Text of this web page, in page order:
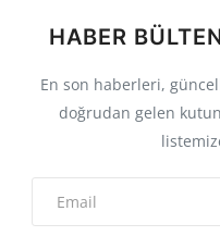
HABER
En son haberleri,
doğrudan gelen
iradesi içinde, anayasl
barış, huzur ve güven içinde
ve barış içinde
eşit yuttaşlık, adil
mağrurları, hangi
hangi din ve mezhep